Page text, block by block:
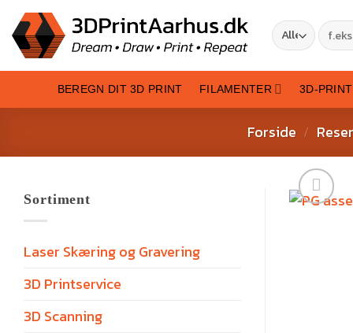
BEREGN DIT 3D PRINT FILAMENTER 3D-
Forside /
Sortiment
Laser Skæring og Gravering
3D Printservice
3D Scanning